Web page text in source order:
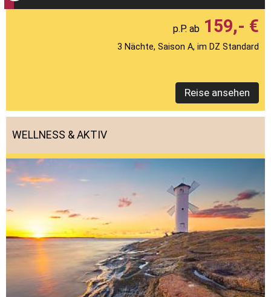
159,- €
3 Nächte, Saison A, im DZ Standard
Reise ansehen
WELLNESS & AKTIV